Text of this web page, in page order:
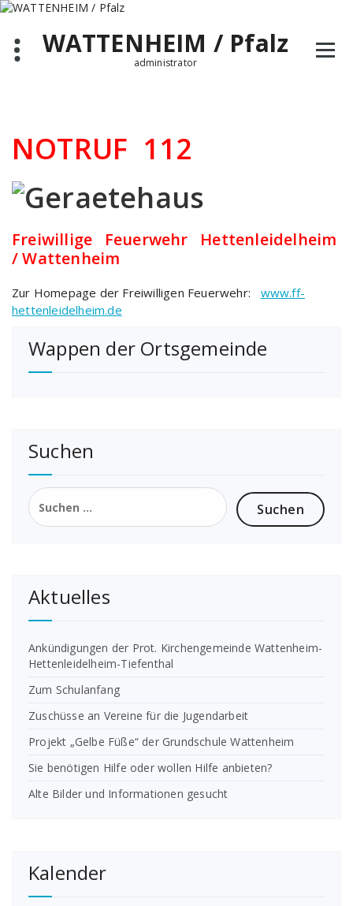
Zum
springenWATTENHEIM / Pfalz
administrator
NOTRUF 112
Freiwillige Feuerwehr Hettenleidelheim
/ Wattenheim
Zur Homepage der Freiwilligen Feuerwehr: www.ff-
hettenleidelheim.de
Wappen der Ortsgemeinde
Suchen
Suchen
nach:
Aktuelles
Ankündigungen der Prot. Kirchengemeinde Wattenheim-
Hettenleidelheim-Tiefenthal
Zum Schulanfang
Zuschüsse an Vereine für die Jugendarbeit
Projekt „Gelbe Füße“ der Grundschule Wattenheim
Sie benötigen Hilfe oder wollen Hilfe anbieten?
Alte Bilder und Informationen gesucht
Kalender